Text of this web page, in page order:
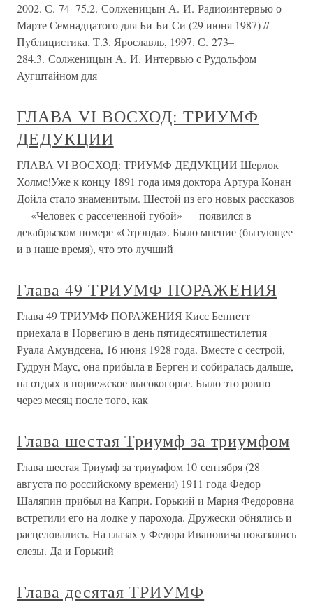
2002. С. 74–75.2. Солженицын А. И. Радиоинтервью о
Марте Семнадцатого для Би-Би-Си (29 июня 1987) //
Публицистика. Т.3. Ярославль, 1997. С. 273–
284.3. Солженицын А. И. Интервью с Рудольфом
Аугштайном для
ГЛАВА VI ВОСХОД: ТРИУМФ
ДЕДУКЦИИ
ГЛАВА VI ВОСХОД: ТРИУМФ ДЕДУКЦИИ Шерлок
Холмс!Уже к концу 1891 года имя доктора Артура Конан
Дойла стало знаменитым. Шестой из его новых рассказов
— «Человек с рассеченной губой» — появился в
декабрьском номере «Стрэнда». Было мнение (бытующее
и в наше время), что это лучший
Глава 49 ТРИУМФ ПОРАЖЕНИЯ
Глава 49 ТРИУМФ ПОРАЖЕНИЯ Кисс Беннетт
приехала в Норвегию в день пятидесятишестилетия
Руала Амундсена, 16 июня 1928 года. Вместе с сестрой,
Гудрун Маус, она прибыла в Берген и собиралась дальше,
на отдых в норвежское высокогорье. Было это ровно
через месяц после того, как
Глава шестая Триумф за триумфом
Глава шестая Триумф за триумфом 10 сентября (28
августа по российскому времени) 1911 года Федор
Шаляпин прибыл на Капри. Горький и Мария Федоровна
встретили его на лодке у парохода. Дружески обнялись и
расцеловались. На глазах у Федора Ивановича показались
слезы. Да и Горький
Глава десятая ТРИУМФ